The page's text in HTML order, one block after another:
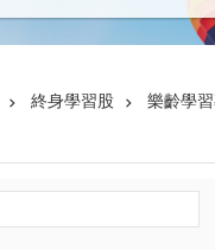
終身學習股 樂齡學